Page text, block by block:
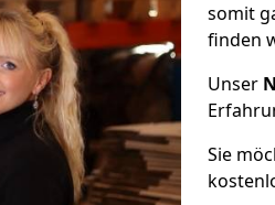
somit
finden
Unser
Sie